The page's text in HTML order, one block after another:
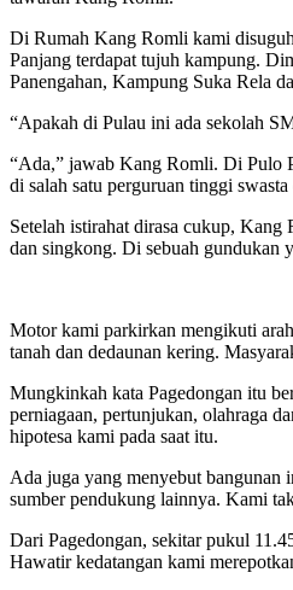
Di Rumah Kang Romli kami
Panjang terdapat tujuh kampung.
Panengahan, Kampung Suka Rela
“Apakah di Pulau ini ada sekolah
“Ada,” jawab Kang Romli. Di Pulo
di salah satu perguruan tinggi
Setelah istirahat dirasa cukup, Kang
dan singkong. Di sebuah gundukan
Motor kami parkirkan mengikuti
tanah dan dedaunan kering.
Mungkinkah kata Pagedongan itu
perniagaan, pertunjukan, olahraga
hipotesa kami pada saat itu.
Ada juga yang menyebut bangunan
sumber pendukung lainnya. Kami
Dari Pagedongan, sekitar pukul
Hawatir kedatangan kami